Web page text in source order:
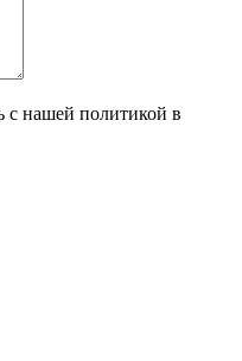
с нашей политикой в